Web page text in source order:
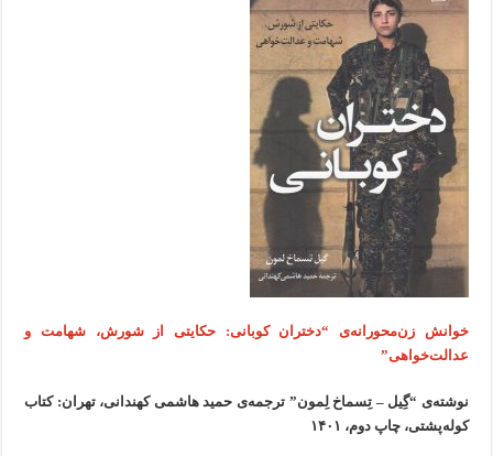
خوانش زن‌محورانه‌ی “دختران کوبانی: حکایتی از شورش، شهامت و
عدالت‌خواهی”
نوشته‌ی “گِیل – تِسماخ لِمون” ترجمه‌ی حمید هاشمی کهندانی، تهران: کتاب
کوله‌پشتی، چاپ دوم، ۱۴۰۱